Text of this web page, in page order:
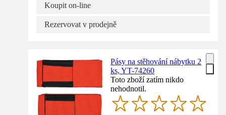
Koupit on-line
Rezervovat v prodejně
Pásy na stěhování nábytku 2
ks, YT-74260
Toto zboží zatím nikdo
nehodnotil.